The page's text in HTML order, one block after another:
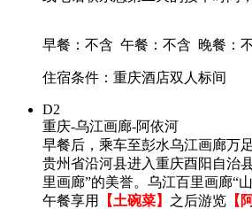
早餐：不含 午餐：不含 晚餐：
住宿条件：重庆酒店双人标间
D2
重庆-乌江画廊-阿依河
早餐后，乘车至彭水乌江画廊万
贵州省沿河县进入重庆酉阳自治
里画廊”的美誉。乌江百里画廊“
午餐享用
【土碗菜】 之后游览 【